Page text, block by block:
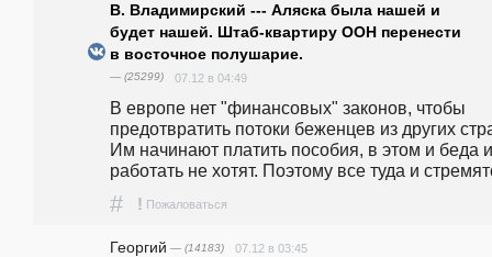
В. Владимирский --- Аляска была нашей и
будет нашей. Штаб-квартиру ООН перенести
в восточное полушарие.
— (25299) 07.12 в 04:49
В европе нет "финансовых" законов, чтобы
предотвратить потоки беженцев из других
Им начинают платить пособия, в этом и беда и
работать не хотят. Поэтому все туда и
# ! Пожаловаться
Георгий — (14183) 07.12 в 03:45